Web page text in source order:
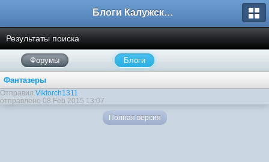
Блоги Калужского перекрестка
Результаты поиска
Форумы Блоги
Фантазеры
Отправил Viktorch1311
отправлено 08 Feb 2015 13:07
Полная версия